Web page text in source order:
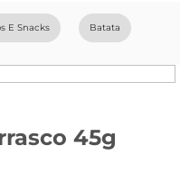
E Snacks Batata
45g